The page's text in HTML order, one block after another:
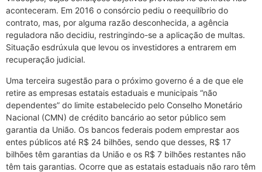
aconteceram. Em 2016 o consórcio pediu o reequilíbrio do
contrato, mas, por alguma razão desconhecida, a agência
reguladora não decidiu, restringindo-se a aplicação de multas.
Situação esdrúxula que levou os investidores a entrarem em
recuperação judicial.
Uma terceira sugestão para o próximo governo é a de que ele
retire as empresas estatais estaduais e municipais “não
dependentes” do limite estabelecido pelo Conselho Monetário
Nacional (CMN) de crédito bancário ao setor público sem
garantia da União. Os bancos federais podem emprestar aos
entes públicos até R$ 24 bilhões, sendo que desses, R$ 17
bilhões têm garantias da União e os R$ 7 bilhões restantes não
têm tais garantias. Ocorre que as estatais estaduais não raro têm